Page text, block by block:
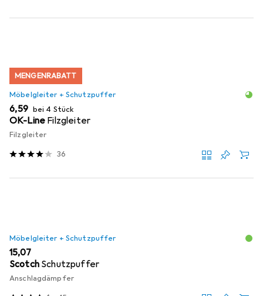
MENGENRABATT
Möbelgleiter + Schutzpuffer
EUR
6,59 bei 4 Stück
OK-Line Filzgleiter
Filzgleiter
36
Möbelgleiter + Schutzpuffer
EUR
15,07
Scotch Schutzpuffer
Anschlagdämpfer